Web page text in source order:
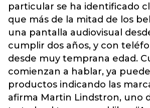
particular se ha identificado
que más de la mitad de los
una pantalla audiovisual
cumplir dos años, y con
desde muy temprana edad.
comienzan a hablar, ya
productos indicando las
afirma Martin Lindstron, uno